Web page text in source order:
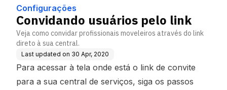
Configurações
Convidando usuários pelo link
Veja como convidar profissionais moveleiros através do link
direto à sua central.
Last updated on 30 Apr, 2020
Para acessar à tela onde está o link de convite
para a sua central de serviços, siga os passos